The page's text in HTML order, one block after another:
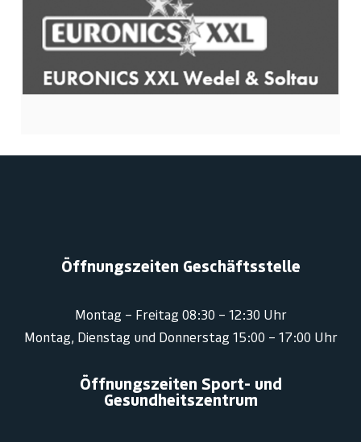
Öffnungszeiten Geschäftsstelle
Montag – Freitag 08:30 – 12:30 Uhr
Montag, Dienstag und Donnerstag 15:00 – 17:00 Uhr
Öffnungszeiten Sport- und
Gesundheitszentrum